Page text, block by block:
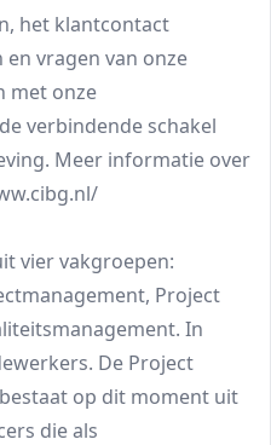
het klantcontact
vragen van onze
met onze
verbindende schakel
Meer informatie over
vier vakgroepen:
Project
In
De Project
op dit moment uit
die als